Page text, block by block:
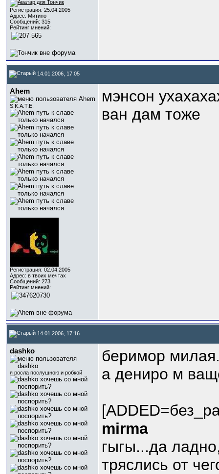
Регистрация: 25.04.2005
Адрес: Митино
Сообщений: 315
Рейтинг мнений:
14.01.2006, 17:05
Ahem
S.K.A.T.E.
Регистрация: 02.04.2005
Адрес: в твоих мечтах
Сообщений: 273
Рейтинг мнений:
мэнсон
ван дам тоже
14.01.2006, 17:16
dashko
я росла послушною и робкой
беримор
а дениро м
mirma
гыгы...да
тряслись от